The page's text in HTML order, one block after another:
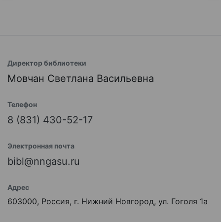
Директор библиотеки
Мовчан Светлана Васильевна
Телефон
8 (831) 430-52-17
Электронная почта
bibl@nngasu.ru
Адрес
603000, Россия, г. Нижний Новгород, ул. Гоголя 1а